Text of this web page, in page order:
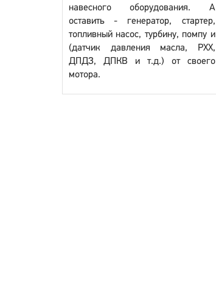
навесного оборудования. А
оставить - генератор, стартер,
топливный насос, турбину, помпу и
(датчик давления масла, РХХ,
ДПДЗ, ДПКВ и т.д.) от своего
мотора.